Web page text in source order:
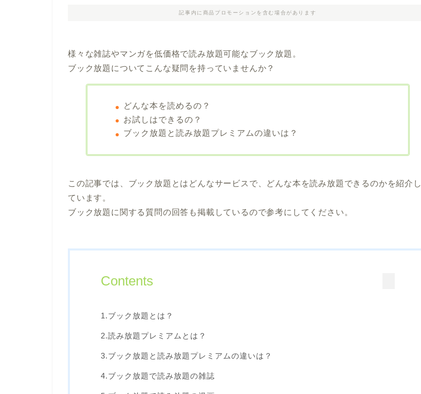
記事内に商品プロモーションを含む場合があります
様々な雑誌やマンガを低価格で読み放題可能なブック放題。
ブック放題についてこんな疑問を持っていませんか？
どんな本を読めるの？
お試しはできるの？
ブック放題と読み放題プレミアムの違いは？
この記事では、ブック放題とはどんなサービスで、どんな本を読み放題できるのかを紹介し
ています。
ブック放題に関する質問の回答も掲載しているので参考にしてください。
Contents
1.ブック放題とは？
2.読み放題プレミアムとは？
3.ブック放題と読み放題プレミアムの違いは？
4.ブック放題で読み放題の雑誌